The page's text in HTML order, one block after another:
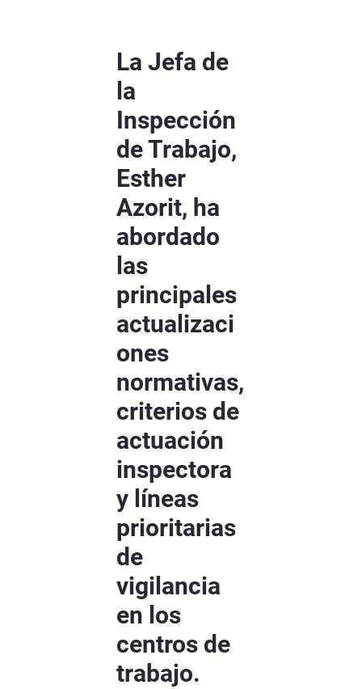
La Jefa de
la
Inspección
de Trabajo,
Esther
Azorit, ha
abordado
las
principales
actualizaci
ones
normativas,
criterios de
actuación
inspectora
y líneas
prioritarias
de
vigilancia
en los
centros de
trabajo.